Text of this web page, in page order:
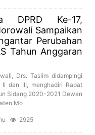
DPRD Ke-17,
Sampaikan
Perubahan
Tahun Anggaran
Drs. Taslim didampingi
dan III, menghadiri Rapat
Sidang 2020-2021 Dewan
Mo
2925